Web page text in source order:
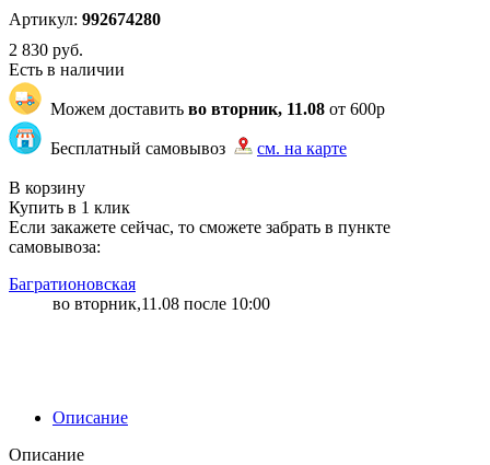
Артикул: 992674280
2 830 руб.
Есть в наличии
Можем доставить во вторник, 11.08 от 600р
Бесплатный самовывоз
см. на карте
В корзину
Купить в 1 клик
Если закажете сейчас, то сможете забрать в пункте
самовывоза:
Багратионовская
во вторник,11.08 после 10:00
Описание
Описание